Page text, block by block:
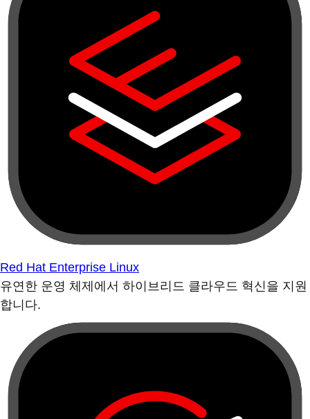
Red Hat Enterprise Linux
유연한 운영 체제에서 하이브리드 클라우드 혁신을 지원
합니다.